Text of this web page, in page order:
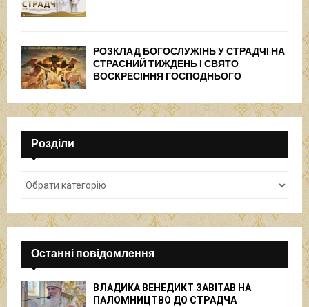
РОЗКЛАД БОГОСЛУЖІНЬ У СТРАДЧІ НА
СТРАСНИЙ ТИЖДЕНЬ І СВЯТО
ВОСКРЕСІННЯ ГОСПОДНЬОГО
Розділи
Останні повідомлення
ВЛАДИКА ВЕНЕДИКТ ЗАВІТАВ НА
ПАЛОМНИЦТВО ДО СТРАДЧА